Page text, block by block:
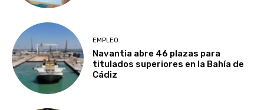
EMPLEO
Navantia abre 46 plazas para
titulados superiores en la Bahía de
Cádiz